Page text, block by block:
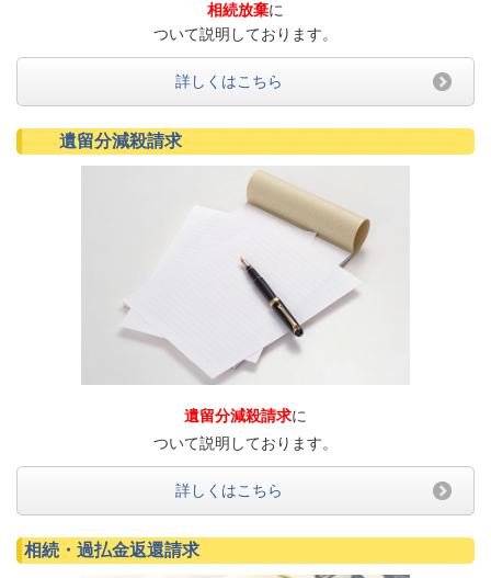
相続放棄に
ついて説明しております。
詳しくはこちら
遺留分減殺請求
遺留分減殺請求に
ついて説明しております。
詳しくはこちら
相続・過払金返還請求